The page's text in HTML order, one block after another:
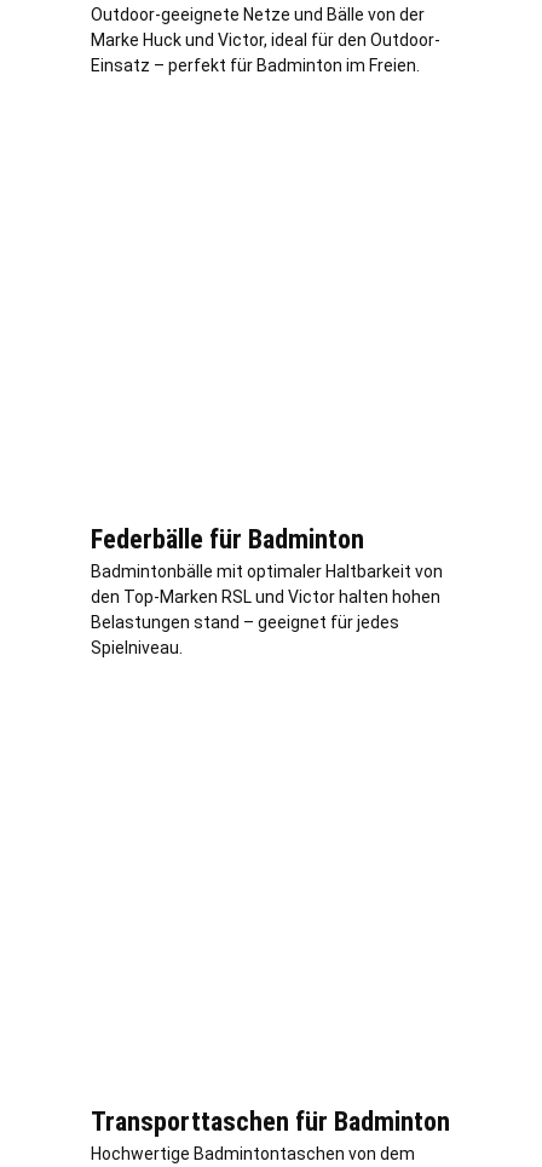
Outdoor-geeignete Netze und Bälle von der
Marke Huck und Victor, ideal für den Outdoor-
Einsatz – perfekt für Badminton im Freien.
Federbälle für Badminton
Badmintonbälle mit optimaler Haltbarkeit von
den Top-Marken RSL und Victor halten hohen
Belastungen stand – geeignet für jedes
Spielniveau.
Transporttaschen für Badminton
Hochwertige Badmintontaschen von dem